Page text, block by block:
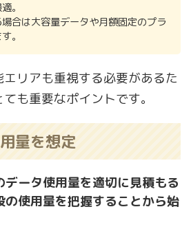
。
合は大容量データや月額固定のプラ
。
リアも重視する必要があるた
も重要なポイントです。
量を想定
データ使用量を適切に見積もる
の使用量を把握することから始